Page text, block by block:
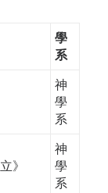
學
系
神
學
系
》
神
學
系